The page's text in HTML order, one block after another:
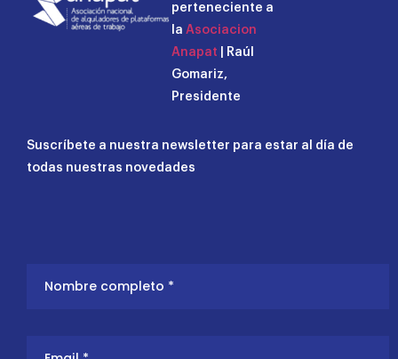
perteneciente a
la Asociacion
Anapat | Raúl
Gomariz,
Presidente
Suscríbete a nuestra newsletter para estar al día de
todas nuestras novedades